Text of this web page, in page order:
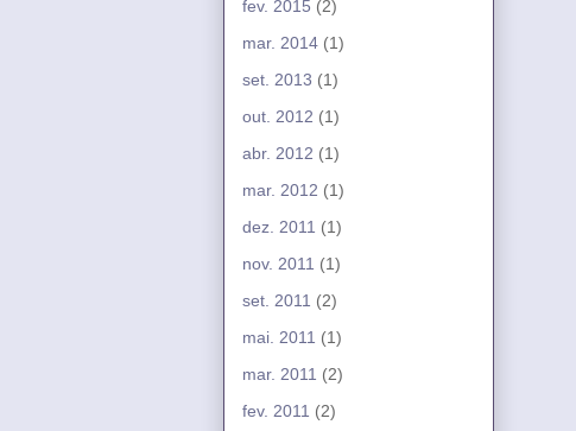
fev. 2015 (2)
mar. 2014 (1)
set. 2013 (1)
out. 2012 (1)
abr. 2012 (1)
mar. 2012 (1)
dez. 2011 (1)
nov. 2011 (1)
set. 2011 (2)
mai. 2011 (1)
mar. 2011 (2)
fev. 2011 (2)